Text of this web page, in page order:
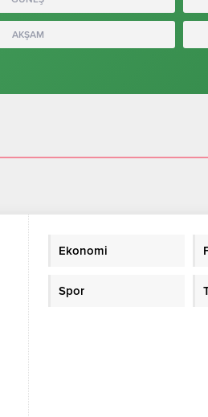
AKŞAM
Ekonomi
Spor